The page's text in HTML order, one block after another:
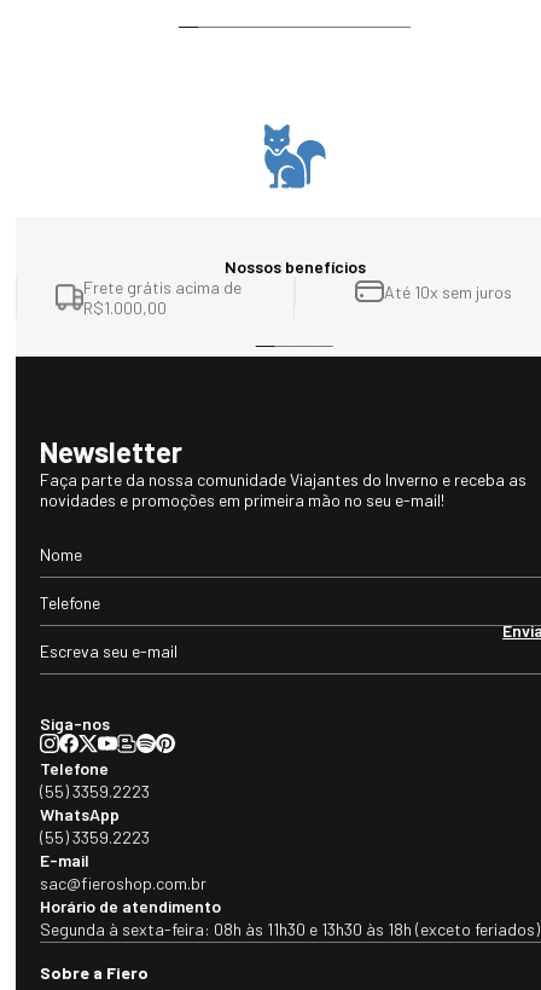
Nossos benefícios
Frete grátis acima de
R$1.000,00
Até 10x sem juros
Newsletter
Faça parte da nossa comunidade Viajantes do Inverno e receba as
novidades e promoções em primeira mão no seu e-mail!
Siga-nos
Telefone
(55) 3359.2223
WhatsApp
(55) 3359.2223
E-mail
sac@fieroshop.com.br
Horário de atendimento
Segunda à sexta-feira: 08h às 11h30 e 13h30 às 18h (exceto feriados)
Sobre a Fiero